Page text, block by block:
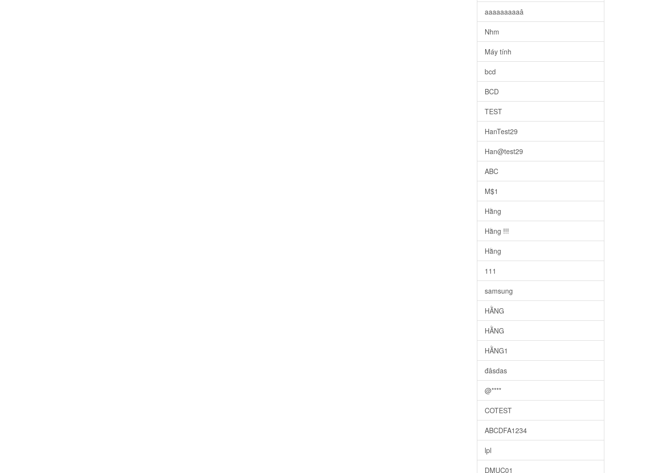
aaaaaaaaaâ
Nhm
Máy tính
bcd
BCD
TEST
HanTest29
Han@test29
ABC
M$1
Hằng
Hằng !!!
Hằng
111
samsung
HẰNG
HẰNG
HẰNG1
đâsdas
@****
COTEST
ABCDFA1234
lpl
DMUC01